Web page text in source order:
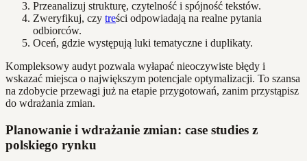
Przeanalizuj strukturę, czytelność i spójność tekstów.
Zweryfikuj, czy treści odpowiadają na realne pytania
odbiorców.
Oceń, gdzie występują luki tematyczne i duplikaty.
Kompleksowy audyt pozwala wyłapać nieoczywiste błędy i
wskazać miejsca o największym potencjale optymalizacji. To szansa
na zdobycie przewagi już na etapie przygotowań, zanim przystąpisz
do wdrażania zmian.
Planowanie i wdrażanie zmian: case studies z
polskiego rynku